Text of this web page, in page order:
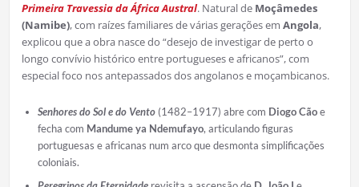
Primeira Travessia da África Austral. Natural de Moçâmedes
(Namibe), com raízes familiares de várias gerações em Angola,
explicou que a obra nasce do “desejo de investigar de perto o
longo convívio histórico entre portugueses e africanos”, com
especial foco nos antepassados dos angolanos e moçambicanos.
Senhores do Sol e do Vento(1482–1917) abre com Diogo Cãoe
fecha com Mandume ya Ndemufayo, articulando figuras
portuguesas e africanas num arco que desmonta simplificações
coloniais.